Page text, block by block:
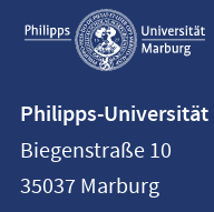
Service-
Navigation
Philipps-
Universität
Marburg
Philipps-Universität
Biegenstraße 10
35037 Marburg